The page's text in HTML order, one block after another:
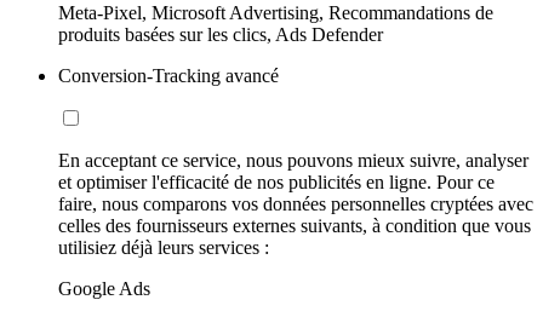
Meta-Pixel, Microsoft Advertising, Recommandations de
produits basées sur les clics, Ads Defender
Conversion-Tracking avancé
En acceptant ce service, nous pouvons mieux suivre, analyser
et optimiser l'efficacité de nos publicités en ligne. Pour ce
faire, nous comparons vos données personnelles cryptées avec
celles des fournisseurs externes suivants, à condition que vous
utilisiez déjà leurs services :
Google Ads